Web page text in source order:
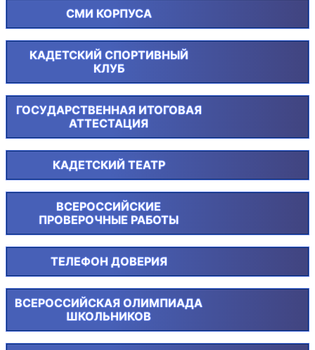
СМИ КОРПУСА
КАДЕТСКИЙ СПОРТИВНЫЙ
КЛУБ
ГОСУДАРСТВЕННАЯ ИТОГОВАЯ
АТТЕСТАЦИЯ
КАДЕТСКИЙ ТЕАТР
ВСЕРОССИЙСКИЕ
ПРОВЕРОЧНЫЕ РАБОТЫ
ТЕЛЕФОН ДОВЕРИЯ
ВСЕРОССИЙСКАЯ ОЛИМПИАДА
ШКОЛЬНИКОВ